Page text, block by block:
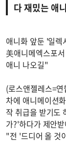
다 재밌는 애
애니화 앞둔 '일
美애니메엑스포
애니 나오길"
(로스앤젤레스=
차에 애니메이션
작 취급을 받기도
가?'하다가 제안
"전 '드디어 올 것